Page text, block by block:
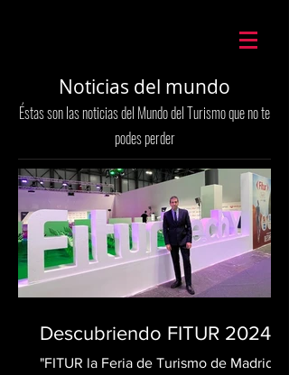
Noticias del mundo
Éstas son las noticias del Mundo del Turismo que no te
podes perder
Descubriendo FITUR 2024
"FITUR la Feria de Turismo de Madrid"